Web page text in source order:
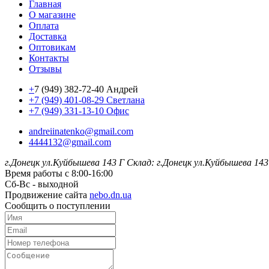
Главная
О магазине
Оплата
Доставка
Оптовикам
Контакты
Отзывы
+7 (949) 382-72-40 Андрей
+7 (949) 401-08-29 Светлана
+7 (949) 331-13-10 Офис
andreiinatenko@gmail.com
4444132@gmail.com
г.Донецк ул.Куйбышева 143 Г Склад: г.Донецк ул.Куйбышева
Время работы с 8:00-16:00
Сб-Вс - выходной
Продвижение сайта nebo.dn.ua
Сообщить о поступлении